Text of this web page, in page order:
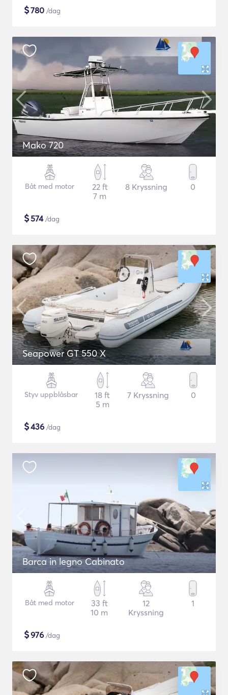
$780 /dag
Mako 720
Båt med motor
22 ft
7 m
8 Kryssning 0
$574/dag
Seapower GT 550 X
Styv uppblåsbar
18 ft
5 m
7 Kryssning 0
$436 /dag
Barca in legno Cabinato
Båt med motor
33 ft
10 m
12
Kryssning
1
$976 /dag